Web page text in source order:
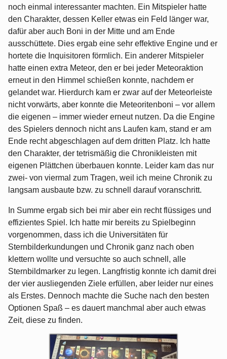
noch einmal interessanter machten. Ein Mitspieler hatte
den Charakter, dessen Keller etwas ein Feld länger war,
dafür aber auch Boni in der Mitte und am Ende
ausschüttete. Dies ergab eine sehr effektive Engine und er
hortete die Inquisitoren förmlich. Ein anderer Mitspieler
hatte einen extra Meteor, den er bei jeder Meteoraktion
erneut in den Himmel schießen konnte, nachdem er
gelandet war. Hierdurch kam er zwar auf der Meteorleiste
nicht vorwärts, aber konnte die Meteoritenboni – vor allem
die eigenen – immer wieder erneut nutzen. Da die Engine
des Spielers dennoch nicht ans Laufen kam, stand er am
Ende recht abgeschlagen auf dem dritten Platz. Ich hatte
den Charakter, der tetrismäßig die Chronikleisten mit
eigenen Plättchen überbauen konnte. Leider kam das nur
zwei- von viermal zum Tragen, weil ich meine Chronik zu
langsam ausbaute bzw. zu schnell darauf voranschritt.
In Summe ergab sich bei mir aber ein recht flüssiges und
effizientes Spiel. Ich hatte mir bereits zu Spielbeginn
vorgenommen, dass ich die Universitäten für
Sternbilderkundungen und Chronik ganz nach oben
klettern wollte und versuchte so auch schnell, alle
Sternbildmarker zu legen. Langfristig konnte ich damit drei
der vier ausliegenden Ziele erfüllen, aber leider nur eines
als Erstes. Dennoch machte die Suche nach den besten
Optionen Spaß – es dauert manchmal aber auch etwas
Zeit, diese zu finden.